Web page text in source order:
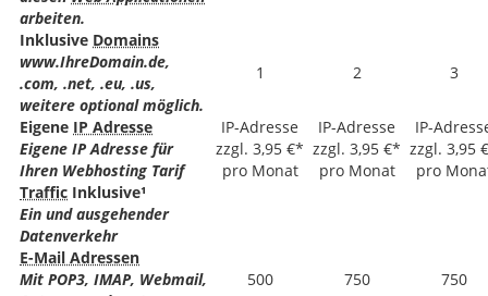
arbeiten.
Inklusive Domains
www.IhreDomain.de,
.com, .net, .eu, .us,
weitere optional möglich.
1 2 3
Eigene IP Adresse
Eigene IP Adresse für
Ihren Webhosting Tarif
IP-Adresse
zzgl. 3,95 €*
pro Monat
IP-Adresse
zzgl. 3,95 €*
pro Monat
IP-
zzgl. 3,95
pro
Traffic Inklusive¹
Ein und ausgehender
Datenverkehr
E-Mail Adressen
Mit POP3, IMAP, Webmail,
500 750 750